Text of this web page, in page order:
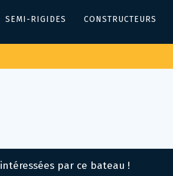
SEMI-RIGIDES CONSTRUCTEURS
intéressées par ce bateau !